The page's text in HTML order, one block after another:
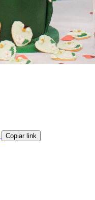
Copiar link